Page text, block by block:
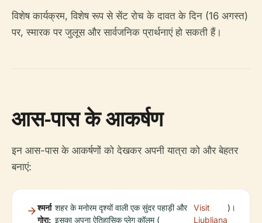
विशेष कार्यक्रम, विशेष रूप से सेंट रोच के दावत के दिन (16 अगस्त)
पर, स्मारक पर जुलूस और सार्वजनिक प्रार्थनाएं हो सकती हैं।
आस-पास के आकर्षण
इन आस-पास के आकर्षणों को देखकर अपनी यात्रा को और बेहतर
बनाएं:
श्मर्ना
गोरा:
शहर के मनोरम दृश्यों वाली एक सुंदर पहाड़ी और
इसका अपना ऐतिहासिक प्लेग कॉलम (
Visit
Ljubljana
)।